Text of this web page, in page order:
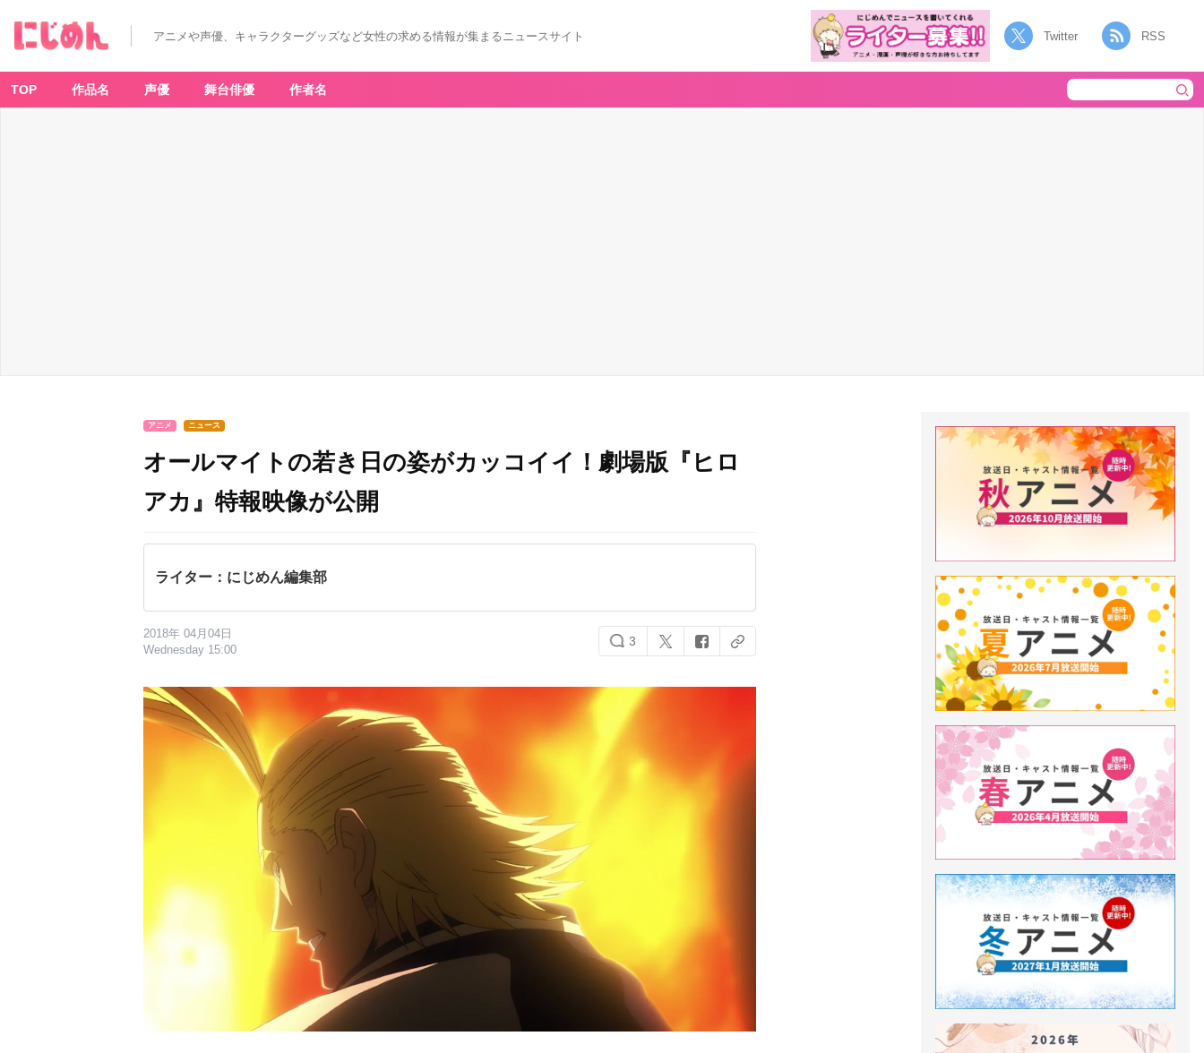
アニメや声優、キャラクターグッズなど女性の求める情報が集まるニュースサイト Twitter RSS
TOP 作品名 声優 舞台俳優 作者名
アニメ ニュース
オールマイトの若き日の姿がカッコイイ！劇場版『ヒロ
アカ』特報映像が公開
ライター：にじめん編集部
2018年 04月04日
Wednesday 15:00
3